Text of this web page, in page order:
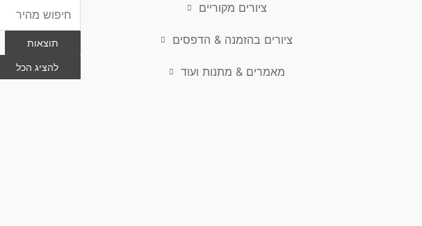
ציורים מקוריים
ציורים בהזמנה & הדפסים
מאמרים & מתנות ועוד
...
תוצאות
להציג הכל